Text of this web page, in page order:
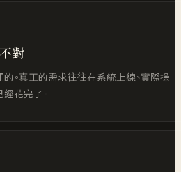
對
。真正的需求往往在系統上線、實際操
花完了。